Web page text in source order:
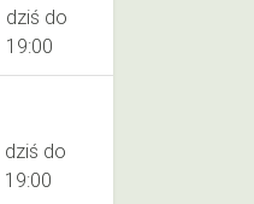
dziś do
19:00
dziś do
19:00